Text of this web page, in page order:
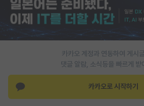
카카오 계정과 연동하여 게시
댓글 알람, 소식등을 빠르게 받
카카오로 시작하기